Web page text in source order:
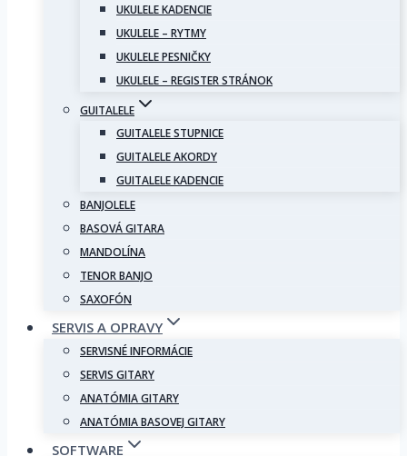
UKULELE KADENCIE
UKULELE – RYTMY
UKULELE PESNIČKY
UKULELE – REGISTER STRÁNOK
GUITALELE
GUITALELE STUPNICE
GUITALELE AKORDY
GUITALELE KADENCIE
BANJOLELE
BASOVÁ GITARA
MANDOLÍNA
TENOR BANJO
SAXOFÓN
SERVIS A OPRAVY
SERVISNÉ INFORMÁCIE
SERVIS GITARY
ANATÓMIA GITARY
ANATÓMIA BASOVEJ GITARY
SOFTWARE